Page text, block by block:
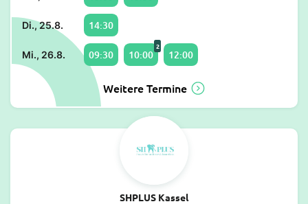
Di., 25.8. 14:30
Mi., 26.8. 09:30 10:00
2
12:00
Weitere Termine
SHPLUS Kassel